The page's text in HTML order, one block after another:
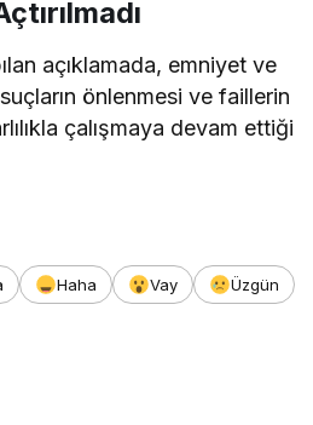
açıklamada, emniyet ve
önlenmesi ve faillerin
çalışmaya devam ettiği
Haha Vay
Üzgün